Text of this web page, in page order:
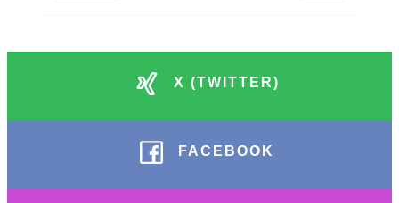
X (TWITTER)
FACEBOOK